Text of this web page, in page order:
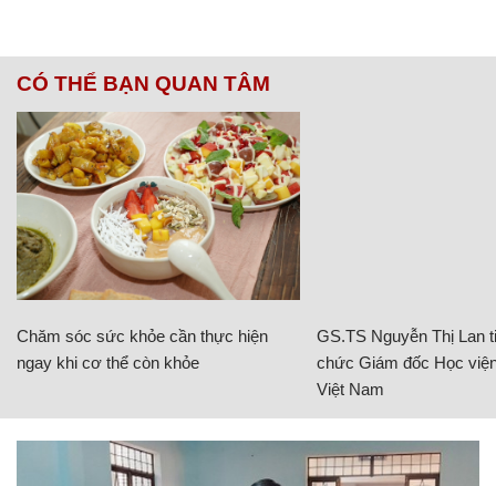
CÓ THỂ BẠN QUAN TÂM
Chăm sóc sức khỏe cần thực hiện
ngay khi cơ thể còn khỏe
GS.TS Nguyễn Thị Lan
chức Giám đốc Học
Việt Nam